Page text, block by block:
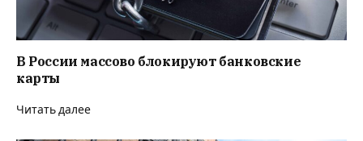
В России массово блокируют банковские
карты
Читать далее